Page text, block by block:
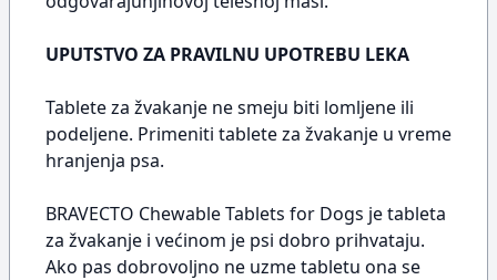
UPUTSTVO ZA PRAVILNU UPOTREBU LEKA
Tablete za žvakanje ne smeju biti lomljene ili
podeljene. Primeniti tablete za žvakanje u vreme
hranjenja psa.
BRAVECTO Chewable Tablets for Dogs je tableta
za žvakanje i većinom je psi dobro prihvataju.
Ako pas dobrovoljno ne uzme tabletu ona se